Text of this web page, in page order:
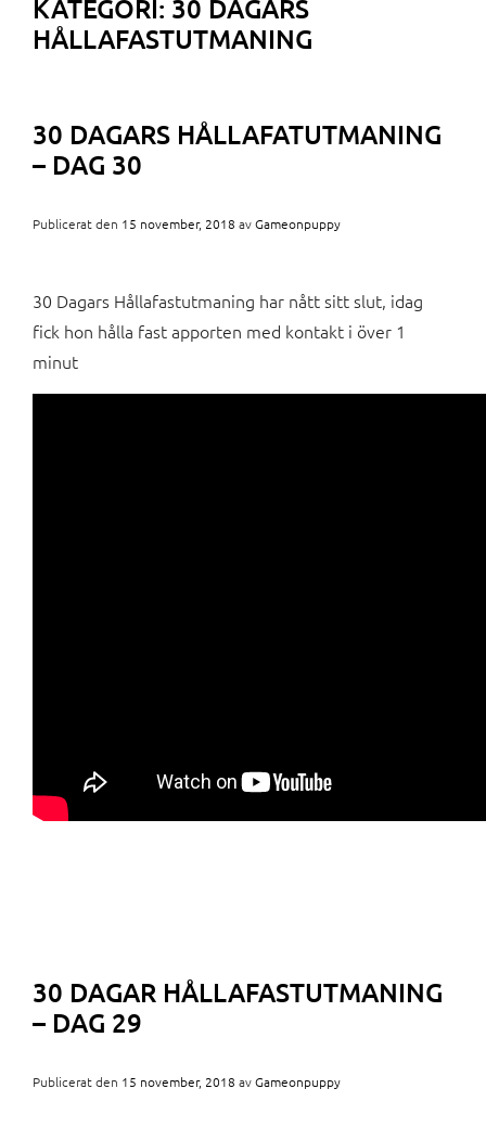
KATEGORI: 30 DAGARS
HÅLLAFASTUTMANING
30 DAGARS HÅLLAFATUTMANING
– DAG 30
Publicerat den 15 november, 2018 avGameonpuppy
30 Dagars Hållafastutmaning har nått sitt slut, idag
fick hon hålla fast apporten med kontakt i över 1
minut
30 DAGAR HÅLLAFASTUTMANING
– DAG 29
Publicerat den 15 november, 2018 avGameonpuppy